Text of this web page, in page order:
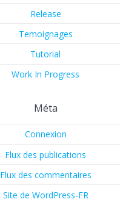
Release
Temoignages
Tutorial
Work In Progress
Méta
Connexion
Flux des publications
Flux des commentaires
Site de WordPress-FR